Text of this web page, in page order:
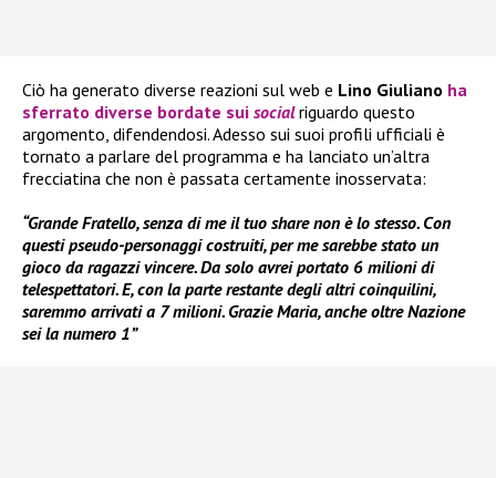
Ciò ha generato diverse reazioni sul web e Lino Giuliano ha
sferrato diverse bordate sui socialriguardo questo
argomento, difendendosi. Adesso sui suoi profili ufficiali è
tornato a parlare del programma e ha lanciato un’altra
frecciatina che non è passata certamente inosservata:
“Grande Fratello, senza di me il tuo share non è lo stesso. Con
questi pseudo-personaggi costruiti, per me sarebbe stato un
gioco da ragazzi vincere. Da solo avrei portato 6 milioni di
telespettatori. E, con la parte restante degli altri coinquilini,
saremmo arrivati a 7 milioni. Grazie Maria, anche oltre Nazione
sei la numero 1”